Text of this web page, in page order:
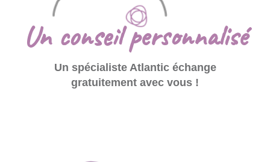
Un conseil personnalisé
Un spécialiste Atlantic échange
gratuitement avec vous !